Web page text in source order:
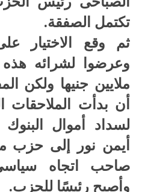
تكتمل الصفقة.
ثم وقع الاختيار
وعرضوا لشرائه
ملايين جنيها ولكن
أن بدأت الملاحقات
لسداد أموال
أيمن نور إلى حزب
صاحب اتجاه
وأصبح رئيسًا للحزب.